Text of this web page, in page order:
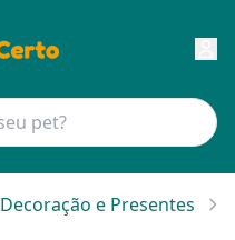
Decoração e Presentes